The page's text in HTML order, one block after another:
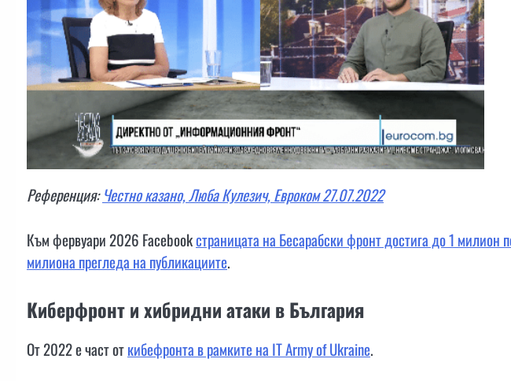
Референция:Честно казано, Люба Кулезич, Евроком 27.07.2022
Към фервуари 2026 Facebookстраницата на Бесарабски фронт достига до 1 милион
милиона прегледа на публикациите.
Киберфронт и хибридни атаки в България
От 2022 е част откибефронта в рамките на IT Army of Ukraine.